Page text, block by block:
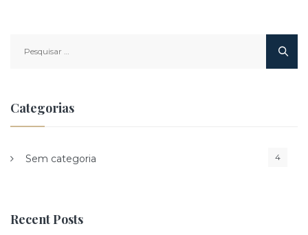
por:
Categorias
Sem categoria 4
Recent Posts